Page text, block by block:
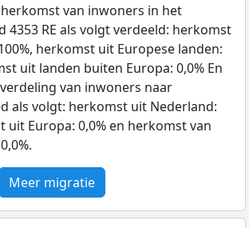
van inwoners in het
4353 RE als volgt verdeeld: herkomst
herkomst uit Europese landen:
uit landen buiten Europa: 0,0% En
van inwoners naar
als volgt: herkomst uit Nederland:
uit Europa: 0,0% en herkomst van
Meer migratie